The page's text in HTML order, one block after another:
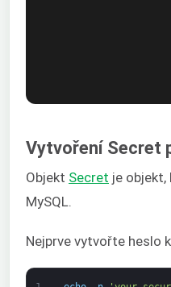
Vytvoření Secret
Objekt Secret je
MySQL.
Nejprve vytvořte heslo